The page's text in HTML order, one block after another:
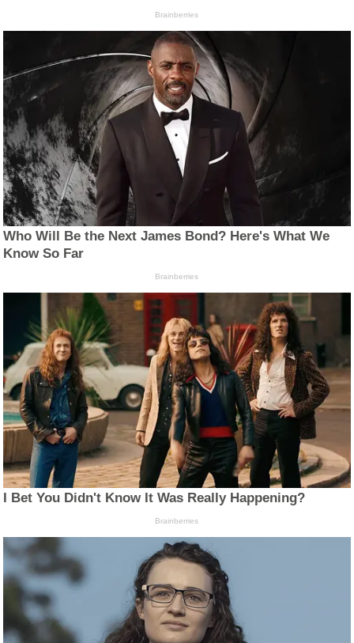
Brainberries
Who Will Be the Next James Bond? Here's What We
Know So Far
Brainberries
I Bet You Didn't Know It Was Really Happening?
Brainberries